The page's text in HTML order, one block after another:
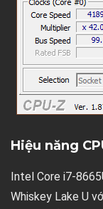
Hiệu năng
Intel Core i7-
Whiskey Lake U